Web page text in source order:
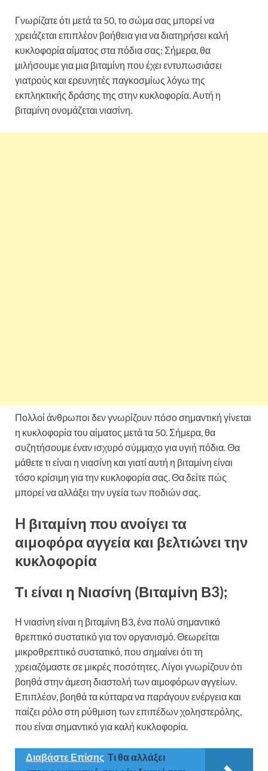
Γνωρίζατε ότι μετά τα 50, το σώμα σας μπορεί να
χρειάζεται επιπλέον βοήθεια για να διατηρήσει καλή
κυκλοφορία αίματος στα πόδια σας; Σήμερα, θα
μιλήσουμε για μια βιταμίνη που έχει εντυπωσιάσει
γιατρούς και ερευνητές παγκοσμίως λόγω της
εκπληκτικής δράσης της στην κυκλοφορία. Αυτή η
βιταμίνη ονομάζεται νιασίνη.
Πολλοί άνθρωποι δεν γνωρίζουν πόσο σημαντική γίνεται
η κυκλοφορία του αίματος μετά τα 50. Σήμερα, θα
συζητήσουμε έναν ισχυρό σύμμαχο για υγιή πόδια. Θα
μάθετε τι είναι η νιασίνη και γιατί αυτή η βιταμίνη είναι
τόσο κρίσιμη για την κυκλοφορία σας. Θα δείτε πώς
μπορεί να αλλάξει την υγεία των ποδιών σας.
H βιταμίνη που ανοίγει τα
αιμοφόρα αγγεία και βελτιώνει την
κυκλοφορία
Τι είναι η Νιασίνη (Βιταμίνη Β3);
Η νιασίνη είναι η βιταμίνη Β3, ένα πολύ σημαντικό
θρεπτικό συστατικό για τον οργανισμό. Θεωρείται
μικροθρεπτικό συστατικό, που σημαίνει ότι τη
χρειαζόμαστε σε μικρές ποσότητες. Λίγοι γνωρίζουν ότι
βοηθά στην άμεση διαστολή των αιμοφόρων αγγείων.
Επιπλέον, βοηθά τα κύτταρα να παράγουν ενέργεια και
παίζει ρόλο στη ρύθμιση των επιπέδων χοληστερόλης,
που είναι σημαντικό για καλή κυκλοφορία.
Διαβάστε Επίσης Τι θα αλλάξει